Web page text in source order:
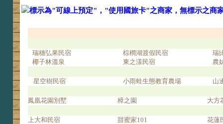
標示為"可線上預定"，"使用國旅卡"之商家，無標示之商
瑞穗弘果民宿
椰子林溫泉
棕櫚湖渡假民宿
東之漾民宿
瑞
農
星空樹民宿 小雨蛙生態教育農場 山
鳳凰花園別墅 樟之園 大方
上大和民宿 甜蜜家101 花蓮